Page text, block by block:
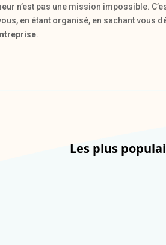
n’est pas une mission impossible.
en étant organisé, en sachant
.
Les plus